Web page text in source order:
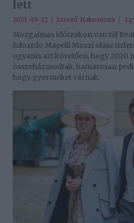
lett
2021-09-22 / Szerző: Habostorta /
Mozgalmas időszakon van túl
Edoardo Mapelli Mozzi olasz
ugyanis azt követően, hogy 2020.
összeházasodtak, hamarosan
hogy gyermeket várnak.